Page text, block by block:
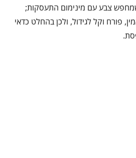
שמחפש צבע עם מינימום התעסקות;
פורח וקל לגידול, ולכן בהחלט כדאי